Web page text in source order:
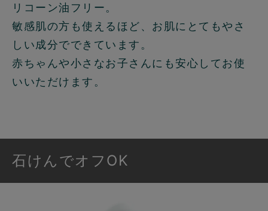
リコーン油フリー。
敏感肌の方も使えるほど、お肌にとてもやさ
しい成分でできています。
赤ちゃんや小さなお子さんにも安心してお使
いいただけます。
石けんでオフOK